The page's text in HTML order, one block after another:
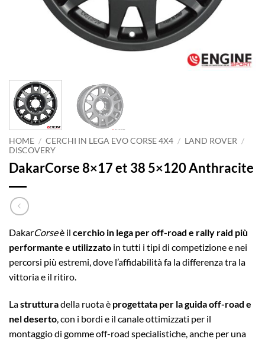
HOME / CERCHI IN LEGA EVO CORSE 4X4 / LAND ROVER /
DISCOVERY
DakarCorse 8×17 et 38 5×120 Anthracite
DakarCorseè il cerchio in lega per off-road e rally raid più
performante e utilizzato in tutti i tipi di competizione e nei
percorsi più estremi, dove l’affidabilità fa la differenza tra la
vittoria e il ritiro.
Lastrutturadella ruota è progettata per la guida off-road e
nel deserto, con i bordi e il canale ottimizzati per il
montaggio di gomme off-road specialistiche, anche per una